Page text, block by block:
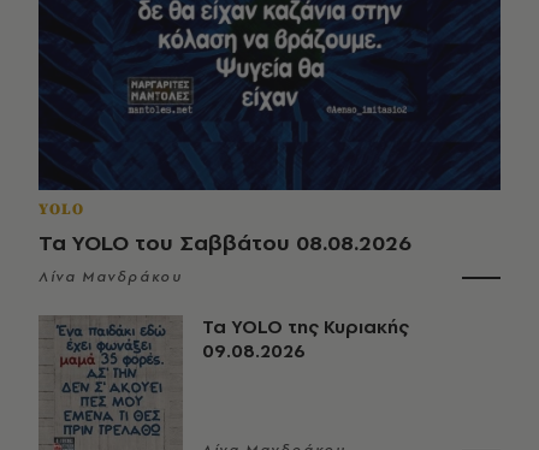
YOLO
Τα YOLO του Σαββάτου 08.08.2026
Λίνα Μανδράκου
Τα YOLO της Κυριακής
09.08.2026